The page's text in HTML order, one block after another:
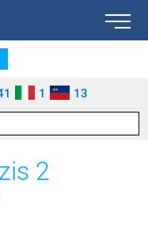
[AK + 1]
[AK + 2]
+ 3]
Toggle
1 13
2